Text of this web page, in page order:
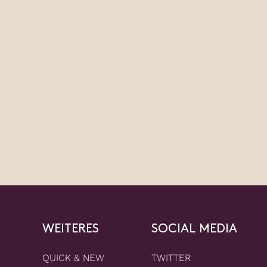
WEITERES
QUICK & NEW
SOCIAL MEDIA
TWITTER